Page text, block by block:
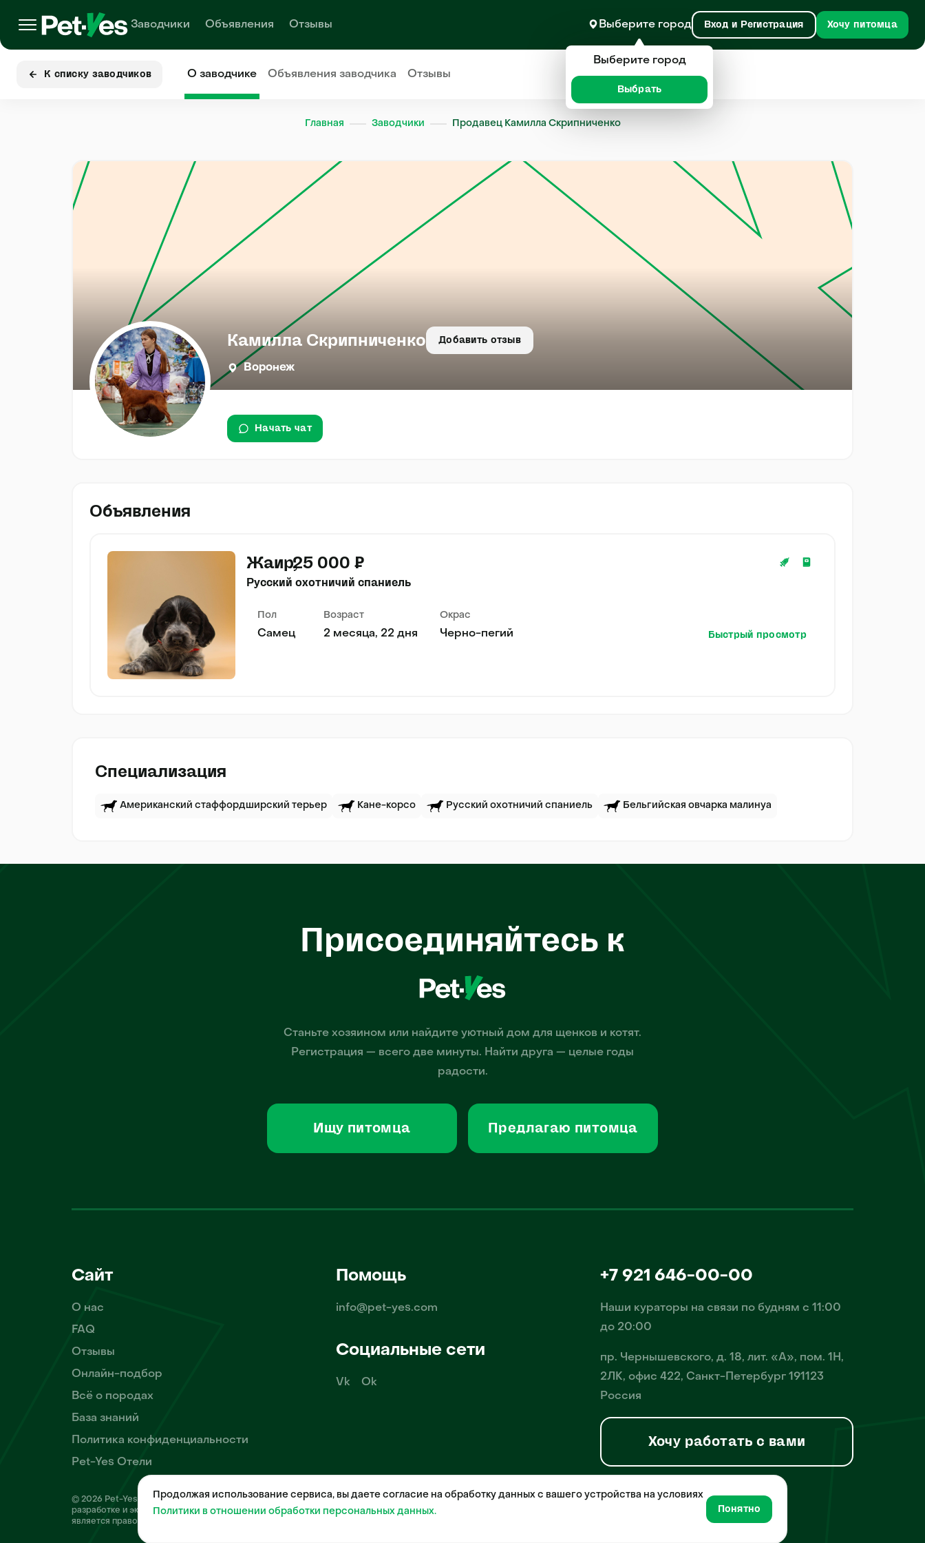
Заводчики Объявления Отзывы Выберите город Вход и Регистрация Хочу питомца
К списку заводчиков О заводчике Объявлениязаводчика Отзывы
Главная Заводчики Продавец Камилла Скрипниченко
Камилла Скрипниченко Добавить отзыв
Воронеж
Начать чат
Объявления
Жаир25 000 ₽
Русский охотничий спаниель
Пол
Самец
Возраст
2 месяца, 22 дня
Окрас
Черно-пегий Быстрый просмотр
Специализация
Американский стаффордширский терьер Кане-корсо Русский охотничий спаниель Бельгийская овчарка малинуа
Присоединяйтесь к
Станьте хозяином или найдите уютный дом для щенков и котят.
Регистрация — всего две минуты. Найти друга — целые годы
радости.
Ищу питомца Предлагаю питомца
Сайт
О нас
FAQ
Отзывы
Онлайн-подбор
Всё о породах
База знаний
Политика конфиденциальности
Pet-Yes Отели
Помощь
info@pet-yes.com
Социальные сети
Vk Ok
+7 921 646-00-00
Наши кураторы на связи по будням с 11:00
до 20:00
пр. Чернышевского, д. 18, лит. «А», пом. 1Н,
2ЛК, офис 422, Санкт-Петербург 191123
Россия
Хочу работать с вами
© 2026 Pet-Yes. ООО «Биржа домашних животных «Пет-Ес» осуществляет деятельность в области информационных технологий, деятельность по
разработке и эксплуатации собственного программного обеспечения, деятельность порталов в информационно-коммуникационной сети Интернет и
является правообладателем программы для ЭВМ – «Биржа домашних животных», свидетельство о регистрации №2021612018 от 10 февраля 2021 года.
Продолжая использование сервиса, вы даете согласие на обработку данных с вашего устройства на условиях
Политики в отношении обработки персональных данных.
Понятно
Выберите город
Выбрать